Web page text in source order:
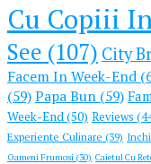
Cu Copiii
See (107) City
Facem In Week-End
(59) Papa Bun (59)
Week-End (50) Reviews
Experiente Culinare (39)
Oameni Frumosi (30) Caietul Cu